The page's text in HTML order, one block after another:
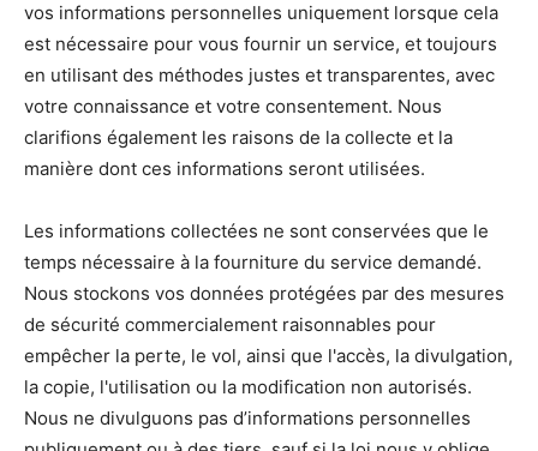
vos informations personnelles uniquement lorsque cela
est nécessaire pour vous fournir un service, et toujours
en utilisant des méthodes justes et transparentes, avec
votre connaissance et votre consentement. Nous
clarifions également les raisons de la collecte et la
manière dont ces informations seront utilisées.
Les informations collectées ne sont conservées que le
temps nécessaire à la fourniture du service demandé.
Nous stockons vos données protégées par des mesures
de sécurité commercialement raisonnables pour
empêcher la perte, le vol, ainsi que l'accès, la divulgation,
la copie, l'utilisation ou la modification non autorisés.
Nous ne divulguons pas d’informations personnelles